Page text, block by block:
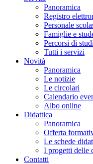
Panoramica
Registro
Personale
Famiglie e
Percorsi di
Tutti i servizi
Novità
Panoramica
Le notizie
Le circolari
Calendario
Albo online
Didattica
Panoramica
Offerta
Le schede
I progetti delle
Contatti